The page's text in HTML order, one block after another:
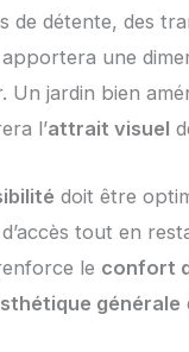
de détente, des
apportera une
Un jardin bien
l’attrait visuel
doit être
tout en
le confort
générale